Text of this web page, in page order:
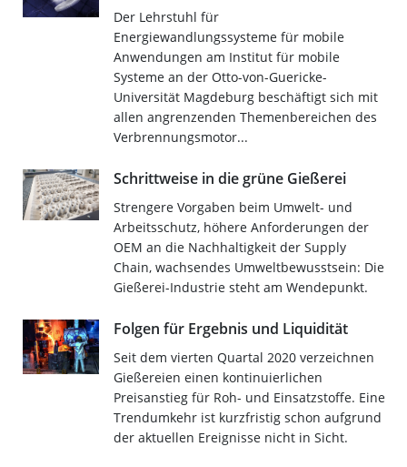
Der Lehrstuhl für
Energiewandlungssysteme für mobile
Anwendungen am Institut für mobile
Systeme an der Otto-von-Guericke-
Universität Magdeburg beschäftigt sich mit
allen angrenzenden Themenbereichen des
Verbrennungsmotor...
Schrittweise in die grüne Gießerei
Strengere Vorgaben beim Umwelt- und
Arbeitsschutz, höhere Anforderungen der
OEM an die Nachhaltigkeit der Supply
Chain, wachsendes Umweltbewusstsein: Die
Gießerei-Industrie steht am Wendepunkt.
Folgen für Ergebnis und Liquidität
Seit dem vierten Quartal 2020 verzeichnen
Gießereien einen kontinuierlichen
Preisanstieg für Roh- und Einsatzstoffe. Eine
Trendumkehr ist kurzfristig schon aufgrund
der aktuellen Ereignisse nicht in Sicht.